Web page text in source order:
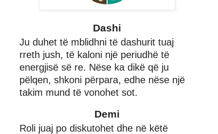
Dashi
Ju duhet të mblidhni të dashurit tuaj
rreth jush, të kaloni një periudhë të
energjisë së re. Nëse ka dikë që ju
pëlqen, shkoni përpara, edhe nëse një
takim mund të vonohet sot.
Demi
Roli juaj po diskutohet dhe në këtë